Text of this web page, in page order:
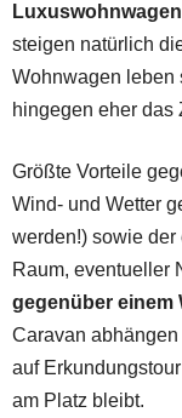
Luxuswohnwagen
steigen natürlich
Wohnwagen leben
hingegen eher das
Größte Vorteile
Wind- und Wetter
werden!) sowie der
Raum, eventueller
gegenüber einem
Caravan
auf
am Platz bleibt.